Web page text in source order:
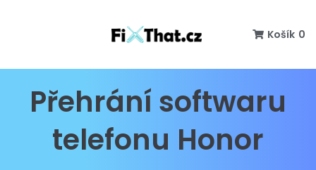
Košík 0
Přehrání softwaru
telefonu Honor